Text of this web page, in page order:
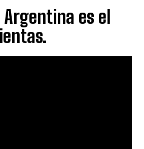
es el